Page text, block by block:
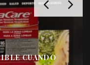
ACCIÓN
HYALURONIC